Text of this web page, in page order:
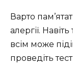
Варто
алергії.
всім може
проведіть